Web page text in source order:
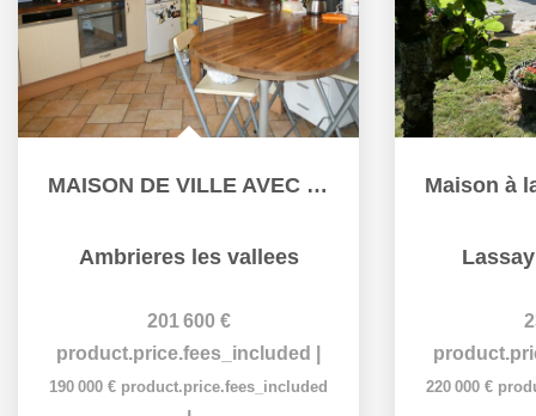
MAISON DE VILLE AVEC GARAGE ET TERRAIN CLOS ATTENANT
Ambrieres les vallees
201 600 €
product.price.fees_included
190 000 € product.price.fees_included 220 000 €